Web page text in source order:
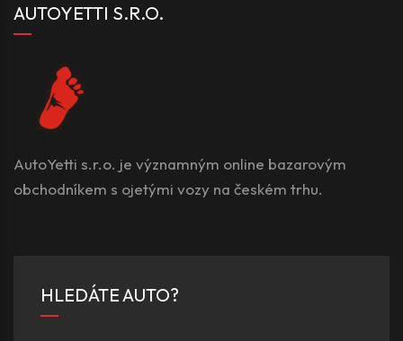
AUTOYETTI S.R.O.
AutoYetti s.r.o. je významným online bazarovým
obchodníkem s ojetými vozy na českém trhu.
HLEDÁTE AUTO?